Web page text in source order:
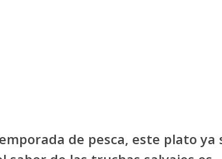
de pesca, este plato ya